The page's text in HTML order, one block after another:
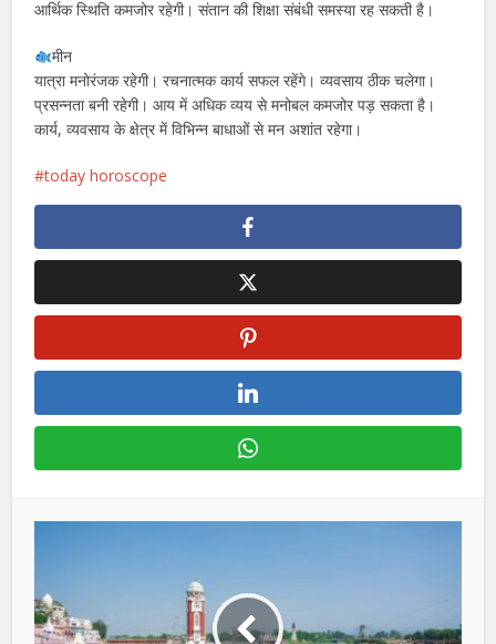
आर्थिक स्थिति कमजोर रहेगी। संतान की शिक्षा संबंधी समस्या रह सकती है।
मीन
यात्रा मनोरंजक रहेगी। रचनात्मक कार्य सफल रहेंगे। व्यवसाय ठीक चलेगा।
प्रसन्नता बनी रहेगी। आय में अधिक व्यय से मनोबल कमजोर पड़ सकता है।
कार्य, व्यवसाय के क्षेत्र में विभिन्न बाधाओं से मन अशांत रहेगा।
today horoscope